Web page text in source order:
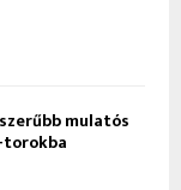
mulatós
torokba